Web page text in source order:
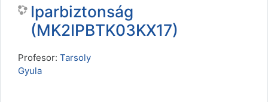
Iparbiztonság
(MK2IPBTK03KX17)
Profesor: Tarsoly
Gyula